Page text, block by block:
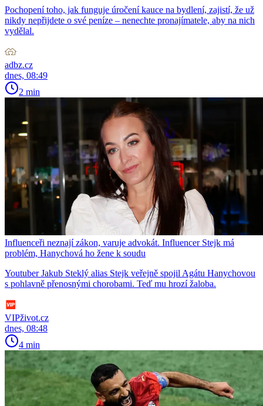
Pochopení toho, jak funguje úročení kauce na bydlení, zajistí, že už
nikdy nepřijdete o své peníze – nenechte pronajímatele, aby na nich
vydělal.
adbz.cz
dnes, 08:49
2 min
Influenceři neznají zákon, varuje advokát. Influencer Stejk má
problém, Hanychová ho žene k soudu
Youtuber Jakub Steklý alias Stejk veřejně spojil Agátu Hanychovou
s pohlavně přenosnými chorobami. Teď mu hrozí žaloba.
VIPživot.cz
dnes, 08:48
4 min